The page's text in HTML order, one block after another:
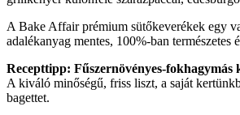
A Bake Affair prémium sütőkeverékek egy
adalékanyag mentes, 100%-ban
Recepttipp: Fűszernövényes-fokhagymás
A kiváló minőségű, friss liszt, a saját
bagettet.